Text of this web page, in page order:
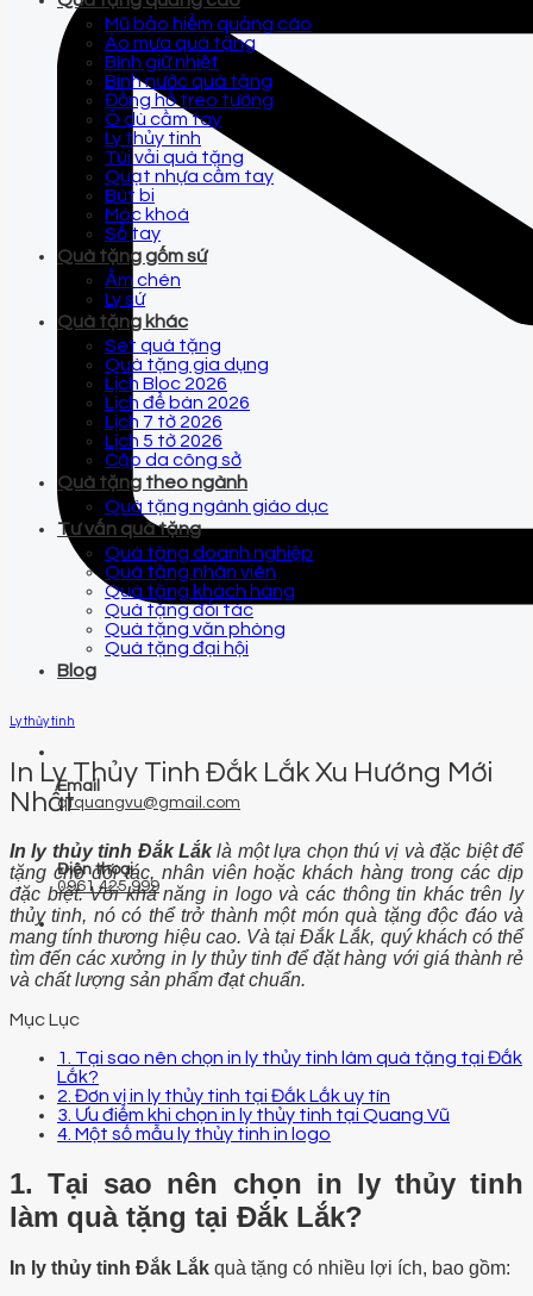
Email
qtquangvu@gmail.com
Điện thoại
0961 425 999
Mũ bảo hiểm quảng cáo
Áo mưa quà tặng
Bình giữ nhiệt
Bình nước quà tặng
Đồng hồ treo tường
Ô dù cầm tay
Ly thủy tinh
Túi vải quà tặng
Quạt nhựa cầm tay
Bút bi
Móc khoá
Sổ tay
Quà tặng gốm sứ
Ấm chén
Ly sứ
Quà tặng khác
Set quà tặng
Quà tặng gia dụng
Lịch Bloc 2026
Lịch để bàn 2026
Lịch 7 tờ 2026
Lịch 5 tờ 2026
Cặp da công sở
Quà tặng theo ngành
Quà tặng ngành giáo dục
Tư vấn quà tặng
Quà tặng doanh nghiệp
Quà tặng nhân viên
Quà tặng khách hàng
Quà tặng đối tác
Quà tặng văn phòng
Quà tặng đại hội
Blog
Ly thủy tinh
In Ly Thủy Tinh Đắk Lắk Xu Hướng Mới
Nhất
In ly thủy tinh Đắk Lắklà một lựa chọn thú vị và đặc biệt để
tặng cho đối tác, nhân viên hoặc khách hàng trong các dịp
đặc biệt. Với khả năng in logo và các thông tin khác trên ly
thủy tinh, nó có thể trở thành một món quà tặng độc đáo và
mang tính thương hiệu cao. Và tại Đắk Lắk, quý khách có thể
tìm đến các xưởng in ly thủy tinh để đặt hàng với giá thành rẻ
và chất lượng sản phẩm đạt chuẩn.
Mục Lục
1. Tại sao nên chọn in ly thủy tinh làm quà tặng tại Đắk
Lắk?
2. Đơn vị in ly thủy tinh tại Đắk Lắk uy tín
3. Ưu điểm khi chọn in ly thủy tinh tại Quang Vũ
4. Một số mẫu ly thủy tinh in logo
1. Tại sao nên chọn in ly thủy tinh
làm quà tặng tại Đắk Lắk?
In ly thủy tinh Đắk Lắk quà tặng có nhiều lợi ích, bao gồm: